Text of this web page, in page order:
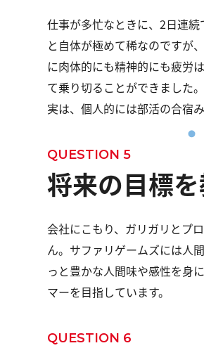
仕事が多忙なときに、2日連
と自体が極めて稀なのですが
に肉体的にも精神的にも疲労
て乗り切ることができました。
実は、個人的には部活の合宿
QUESTION 5
将来の目標を
会社にこもり、ガリガリとプ
ん。サファリゲームズには人
っと豊かな人間味や感性を身
マーを目指しています。
QUESTION 6